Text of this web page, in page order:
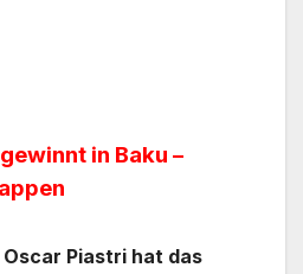
in Baku –
Piastri hat das